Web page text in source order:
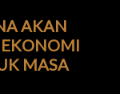
AKAN
MASA